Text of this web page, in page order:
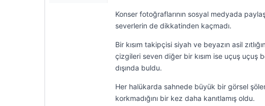
Konser fotoğraflarının sosyal medyada
severlerin de dikkatinden kaçmadı.
Bir kısım takipçisi siyah ve beyazın asil
çizgileri seven diğer bir kısım ise uçuş uçuş
dışında buldu.
Her halükarda sahnede büyük bir görsel
korkmadığını bir kez daha kanıtlamış oldu.